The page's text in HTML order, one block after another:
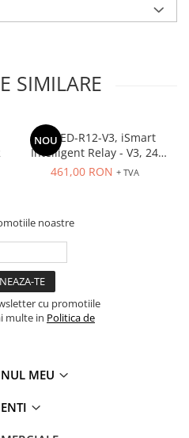
SIMILARE
NOU
SMT-ED-R12-V3, iSmart
Intelligent Relay - V3, 24
VDC, HMI, 8 DC in, 2A/D in 4
461,00 RON + TVA
noastre
cu promotiile
multe in Politica de
MEU